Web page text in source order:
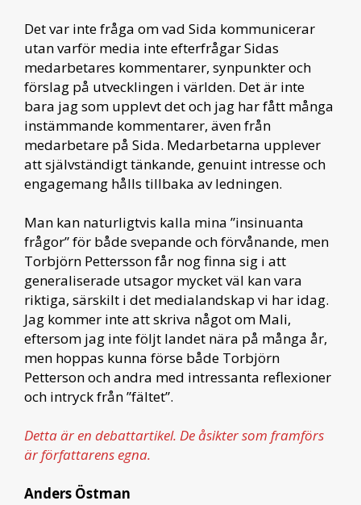
Det var inte fråga om vad Sida kommunicerar
utan varför media inte efterfrågar Sidas
medarbetares kommentarer, synpunkter och
förslag på utvecklingen i världen. Det är inte
bara jag som upplevt det och jag har fått många
instämmande kommentarer, även från
medarbetare på Sida. Medarbetarna upplever
att självständigt tänkande, genuint intresse och
engagemang hålls tillbaka av ledningen.
Man kan naturligtvis kalla mina ”insinuanta
frågor” för både svepande och förvånande, men
Torbjörn Pettersson får nog finna sig i att
generaliserade utsagor mycket väl kan vara
riktiga, särskilt i det medialandskap vi har idag.
Jag kommer inte att skriva något om Mali,
eftersom jag inte följt landet nära på många år,
men hoppas kunna förse både Torbjörn
Petterson och andra med intressanta reflexioner
och intryck från ”fältet”.
Detta är en debattartikel. De åsikter som framförs
är författarens egna.
Anders Östman